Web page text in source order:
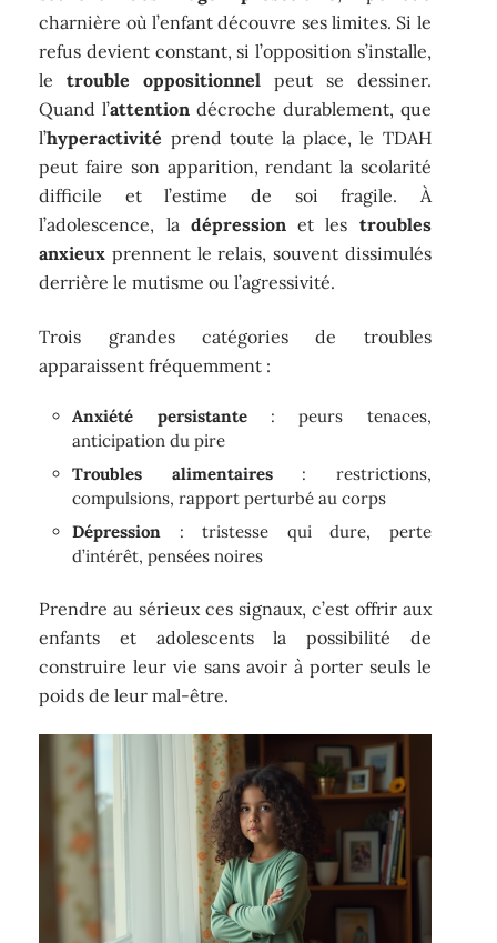
charnière où l’enfant découvre ses limites. Si le
refus devient constant, si l’opposition s’installe,
letrouble oppositionnel peut se dessiner.
Quand l’attention décroche durablement, que
l’hyperactivité prend toute la place, le TDAH
peut faire son apparition, rendant la scolarité
difficile et l’estime de soi fragile. À
l’adolescence, la dépressionet les troubles
anxieux prennent le relais, souvent dissimulés
derrière le mutisme ou l’agressivité.
Trois grandes catégories de troubles
apparaissent fréquemment :
Anxiété persistante: peurs tenaces,
anticipation du pire
Troubles alimentaires: restrictions,
compulsions, rapport perturbé au corps
Dépression : tristesse qui dure, perte
d’intérêt, pensées noires
Prendre au sérieux ces signaux, c’est offrir aux
enfants et adolescents la possibilité de
construire leur vie sans avoir à porter seuls le
poids de leur mal-être.